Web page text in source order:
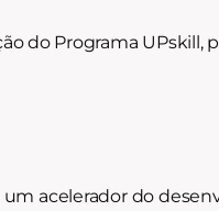
do Programa UPskill,
acelerador do